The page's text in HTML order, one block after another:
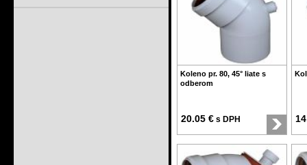
Koleno pr. 80, 45° liate s
odberom
20.05 € s DPH